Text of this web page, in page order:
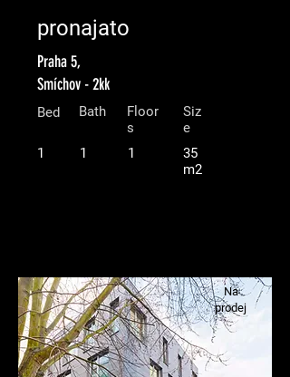
pronajato
Praha 5,
Smíchov - 2kk
Bed
1
Bath
1
Floor
s
1
Siz
e
35
m2
Na
prodej